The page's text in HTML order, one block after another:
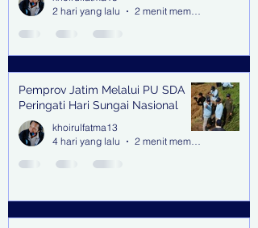
2 hari yang lalu
2 menit membaca
Pemprov Jatim Melalui PU SDA
Peringati Hari Sungai Nasional
khoirulfatma13
4 hari yang lalu
2 menit membaca